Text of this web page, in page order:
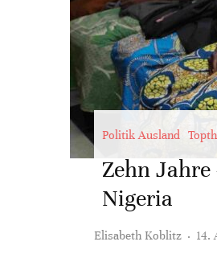
Politik Ausland
Zehn
Nigeria
Elisabeth Koblitz · 14.